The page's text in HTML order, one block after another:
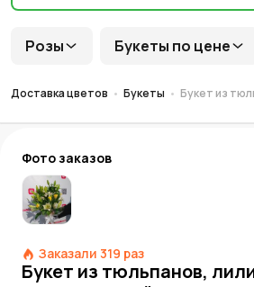
Розы Букеты по цене
Доставка цветов Букеты Букет из
Фото заказов
Заказали 319 раз
Букет из тюльпанов,